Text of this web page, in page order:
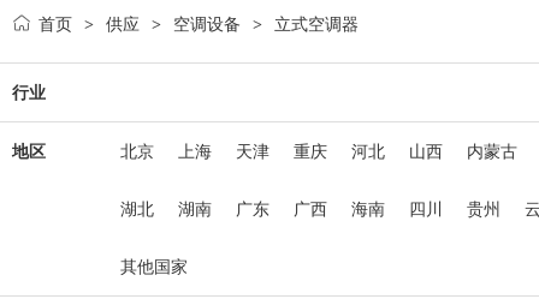
首页 > 供应 > 空调设备 > 立式空调器
行业
地区 北京 上海 天津 重庆 河北 山西 内蒙古
湖北 湖南 广东 广西 海南 四川 贵州
其他国家